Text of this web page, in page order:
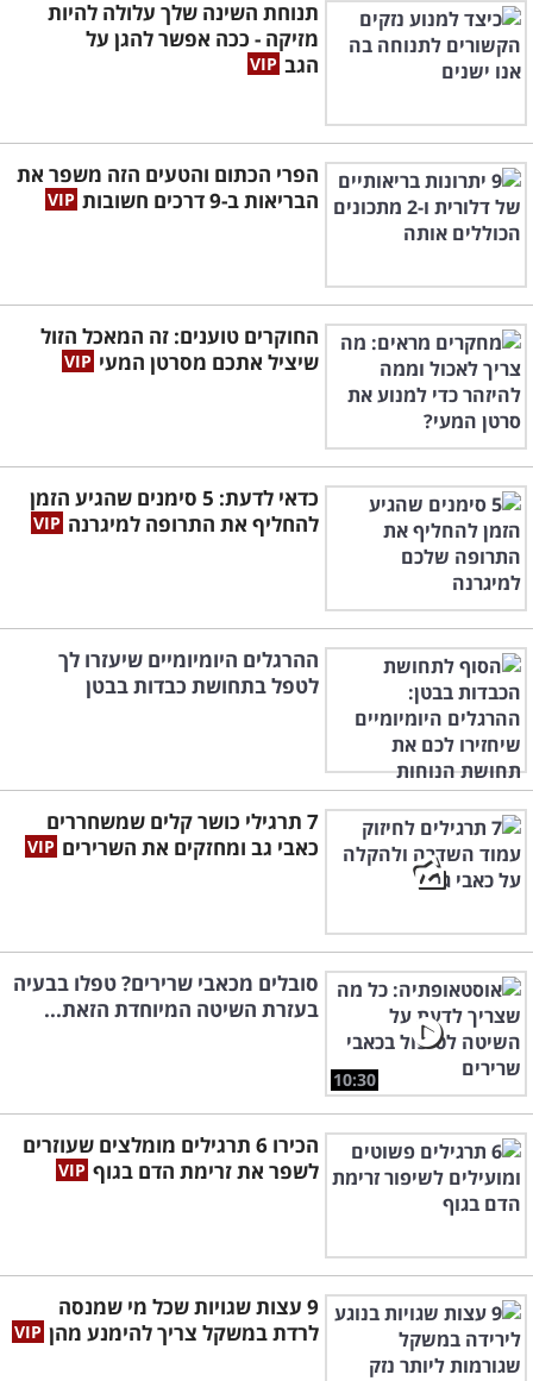
תנוחת השינה שלך עלולה להיות
מזיקה - ככה אפשר להגן על
הגב
הפרי הכתום והטעים הזה משפר את
הבריאות ב-9 דרכים חשובות
החוקרים טוענים: זה המאכל הזול
שיציל אתכם מסרטן המעי
כדאי לדעת: 5 סימנים שהגיע הזמן
להחליף את התרופה למיגרנה
ההרגלים היומיומיים שיעזרו לך
לטפל בתחושת כבדות בבטן
7 תרגילי כושר קלים שמשחררים
כאבי גב ומחזקים את השרירים
10:30
סובלים מכאבי שרירים? טפלו בבעיה
בעזרת השיטה המיוחדת הזאת...
הכירו 6 תרגילים מומלצים שעוזרים
לשפר את זרימת הדם בגוף
9 עצות שגויות שכל מי שמנסה
לרדת במשקל צריך להימנע מהן